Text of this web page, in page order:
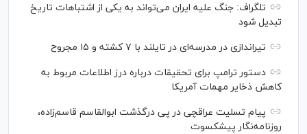
تلگراف: جنگ علیه ایران می‌تواند به یکی از اشتباهات تاریخ
تبدیل شود
تیراندازی در مدرسه‌ای در تایلند با ۷ کشته و ۱۵ مجروح
دستور ترامپ برای تحقیقات درباره درز اطلاعات مربوط به
کاهش ذخایر مهمات آمریکا
پیام تسلیت عراقچی در پی درگذشت ابوالقاسم قاسم‌زاده،
روزنامه‌نگار پیشکسوت